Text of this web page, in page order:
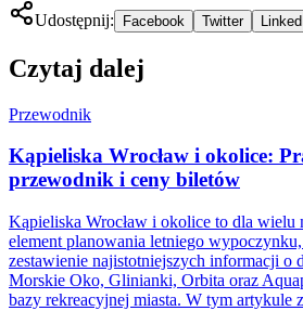
Udostępnij:
Facebook Twitter
Czytaj dalej
Przewodnik
Kąpieliska Wrocław i okolice:
przewodnik i ceny biletów
Kąpieliska Wrocław i okolice to dla
element planowania letniego
zestawienie najistotniejszych informacji o
Morskie Oko, Glinianki, Orbita oraz
bazy rekreacyjnej miasta. W tym artykule